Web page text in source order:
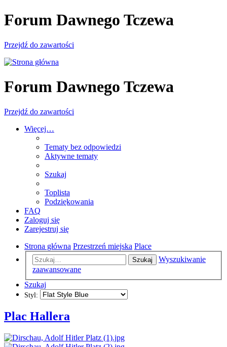
Forum Dawnego Tczewa
Przejdź do zawartości
Forum Dawnego Tczewa
Przejdź do zawartości
Więcej…
Tematy bez odpowiedzi
Aktywne tematy
Szukaj
Toplista
Podziękowania
FAQ
Zaloguj się
Zarejestruj się
Strona główna Przestrzeń miejska Place
Szukaj
Wyszukiwanie
zaawansowane
Szukaj
Styl:
Plac Hallera